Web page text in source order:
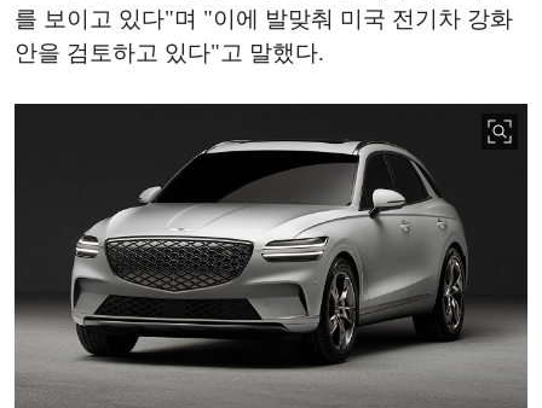
를 보이고 있다"며 "이에 발맞춰 미국 전기차 강화
안을 검토하고 있다"고 말했다.